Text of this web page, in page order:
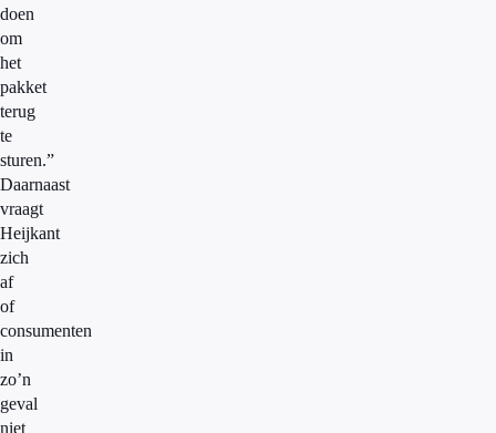
doen
om
het
pakket
terug
te
sturen.”
Daarnaast
vraagt
Heijkant
zich
af
of
consumenten
in
zo’n
geval
niet